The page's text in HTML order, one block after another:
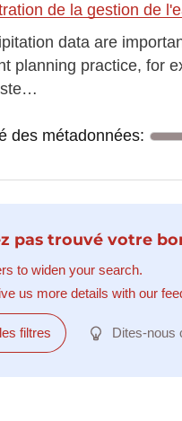
de la gestion de
data are
planning practice, for
métadonnées:
des métadonnées:
pas trouvé votre
to widen your search.
us more details with our
filtres Dites-nous